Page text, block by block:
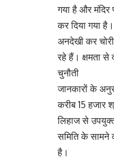
गया है और मंदिर
कर दिया गया
अनदेखी कर
रहे हैं। क्षमता से
चुनौती
जानकारों के
करीब 15 हजार
लिहाज से
समिति के सामने
है।